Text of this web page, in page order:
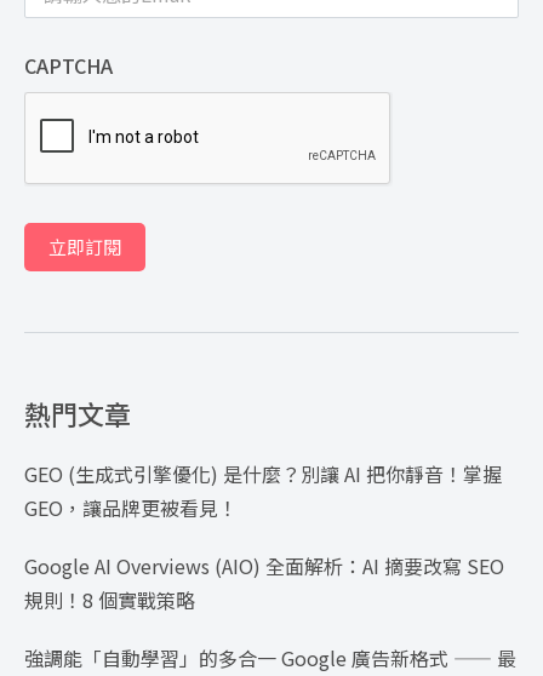
CAPTCHA
立即訂閱
熱門文章
GEO (生成式引擎優化) 是什麼？別讓 AI 把你靜音！掌握
GEO，讓品牌更被看見！
Google AI Overviews (AIO) 全面解析：AI 摘要改寫 SEO
規則！8 個實戰策略
強調能「自動學習」的多合一 Google 廣告新格式 —— 最